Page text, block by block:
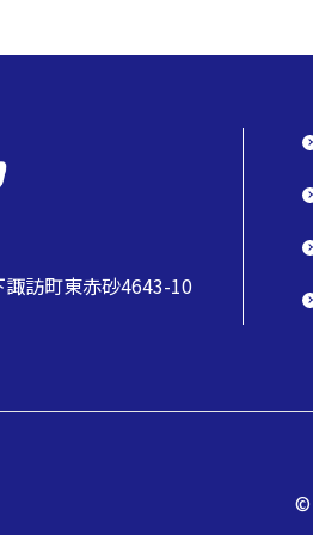
訪町東赤砂4643-10
©